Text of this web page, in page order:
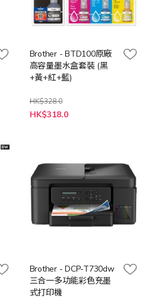
Brother - BTD100原廠
高容量墨水盒套裝 (黑
+黃+紅+藍)
HK$328.0
特
殊
HK$318.0
Brother - DCP-T730dw
三合一多功能彩色充墨
式打印機